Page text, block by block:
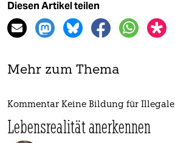
Diesen Artikel teilen
Mehr zum Thema
Kommentar Keine Bildung für Illegale
Lebensrealität anerkennen